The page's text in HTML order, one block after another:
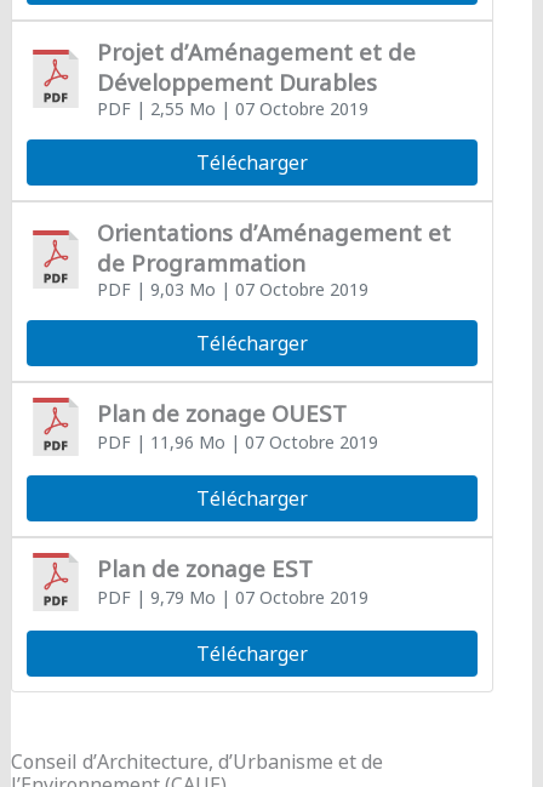
Projet d’Aménagement et de
Développement Durables
PDF| 2,55 Mo | 07 Octobre 2019
Télécharger
Orientations d’Aménagement et
de Programmation
PDF| 9,03 Mo | 07 Octobre 2019
Télécharger
Plan de zonage OUEST
PDF| 11,96 Mo | 07 Octobre 2019
Télécharger
Plan de zonage EST
PDF| 9,79 Mo | 07 Octobre 2019
Télécharger
Conseil d’Architecture, d’Urbanisme et de